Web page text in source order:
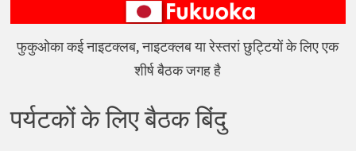
फुकुओका कई नाइटक्लब, नाइटक्लब या रेस्तरां छुट्टियों के लिए एक
शीर्ष बैठक जगह है
पर्यटकों के लिए बैठक बिंदु